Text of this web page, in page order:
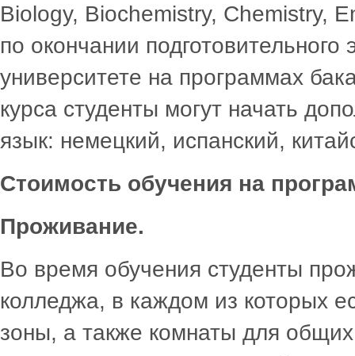
Biology, Biochemistry, Chemistry,
по окончании
университете на программах
курса студенты могут начать
язык: немецкий, испанский,
Стоимость обучения на
Проживание.
Во время обучения студенты
колледжа, в каждом из которых
зоны, а также комнаты для